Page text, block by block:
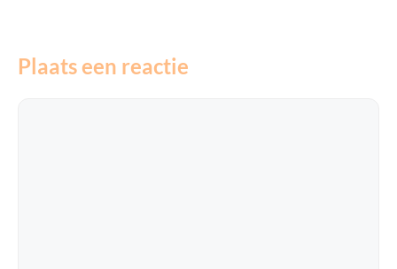
Plaats een reactie